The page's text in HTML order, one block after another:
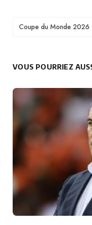
TAGS
Coupe du Monde 2026
VOUS POURRIEZ